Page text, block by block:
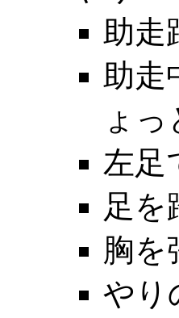
助走
助走
ょっ
左足
足を
胸を
やり